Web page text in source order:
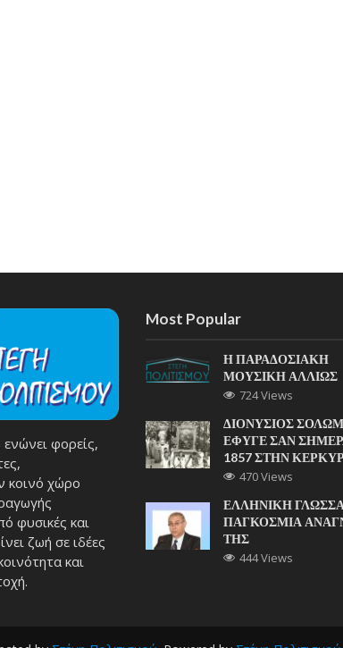
φορείς,
κοινό χώρο
φυσικές και
ζωή σε ιδέες
και
Most Popular
Η ΠΑΡΑΔΟΣΙΑΚΗ
ΜΟΥΣΙΚΗ ΑΛΛΙΩΣ
724 Views
ΔΙΟΝΥΣΙΟΣ
ΕΦΥΓΕ ΣΑΝ
1857 ΣΤΗΝ
470 Views
ΕΛΛΗΝΙΚΗ
ΠΑΓΚΟΣΜΙΑ
ΤΗΣ
444 Views